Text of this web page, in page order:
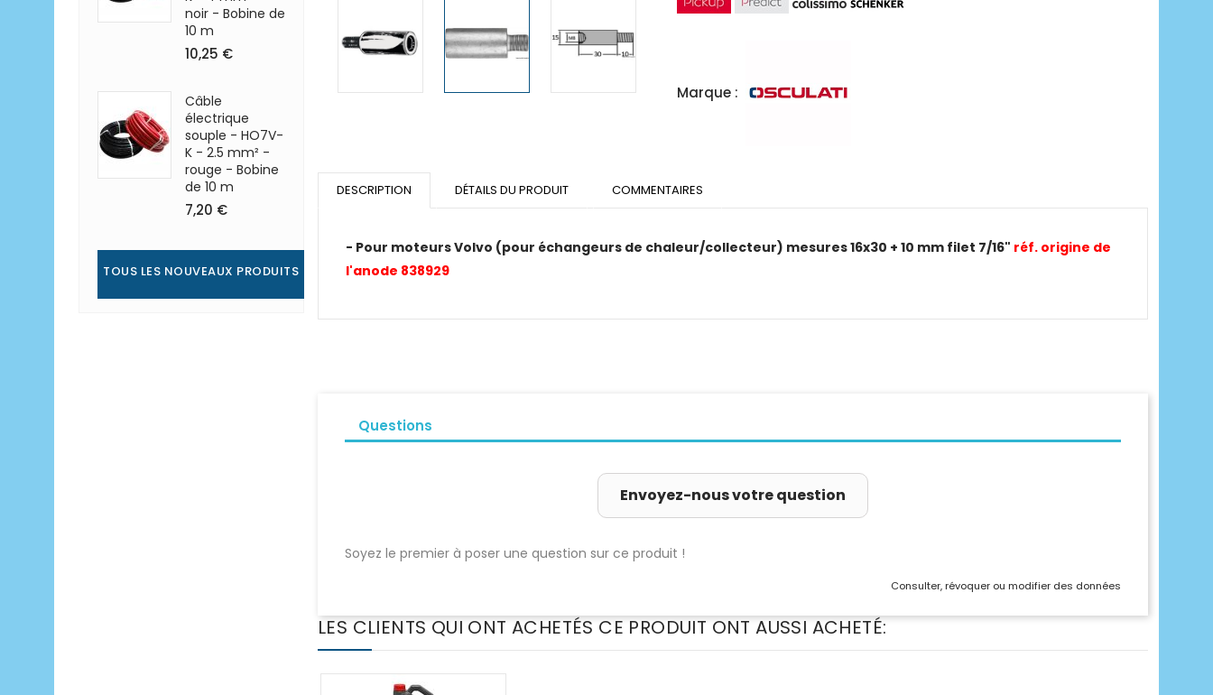
noir - Bobine de
10 m
10,25 €
Câble
électrique
souple - HO7V-
K - 2.5 mm² -
rouge - Bobine
de 10 m
7,20 €
TOUS LES NOUVEAUX PRODUITS
Marque :
DESCRIPTION DÉTAILS DU PRODUIT COMMENTAIRES
- Pour moteurs Volvo (pour échangeurs de chaleur/collecteur) mesures 16x30 + 10 mm filet 7/16" réf. origine de
l'anode 838929
Questions
Envoyez-nous votre question
Soyez le premier à poser une question sur ce produit !
Consulter, révoquer ou modifier des données
LES CLIENTS QUI ONT ACHETÉS CE PRODUIT ONT AUSSI ACHETÉ: